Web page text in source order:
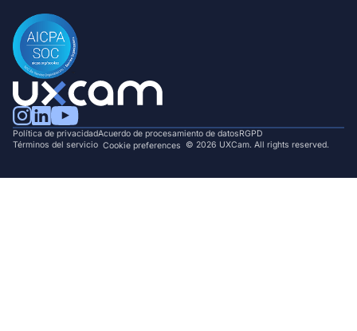
Política de privacidadAcuerdo de procesamiento de datosRGPD
Términos del servicio Cookie preferences © 2026 UXCam. All rights reserved.